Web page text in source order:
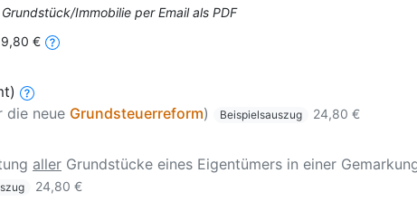
Immobilie per Email als PDF
€
die neue Grundsteuerreform) Beispielsauszug
24,80 €
aller Grundstücke eines Eigentümers in einer
24,80 €